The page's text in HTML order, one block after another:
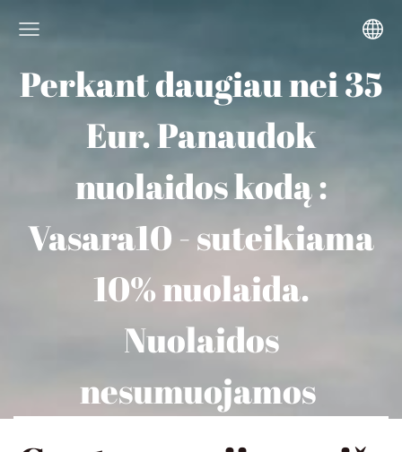
Perkant daugiau nei 35
Eur. Panaudok
nuolaidos kodą :
Vasara10 - suteikiama
10% nuolaida.
Nuolaidos
nesumuojamos